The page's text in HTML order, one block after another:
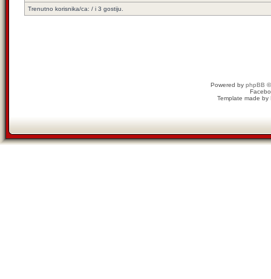
Trenutno korisnika/ca: / i 3 gostiju.
Powered by phpBB
Template made by